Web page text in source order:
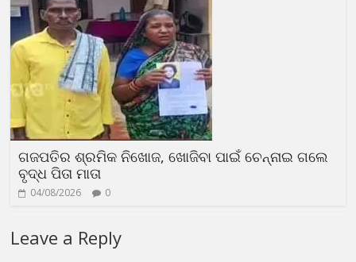
ଗଜପତିର ଶ୍ରମିକ ନିଖୋଜ, ଖୋଜିବା ପାଇଁ ଚେନ୍ନାଇ ଗଲେ
ବୃଦ୍ଧ ପିତା ମାତା
04/08/2026 0
Leave a Reply